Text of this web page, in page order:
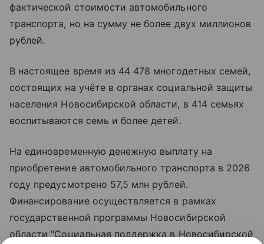
фактической стоимости автомобильного
транспорта, но на сумму не более двух миллионов
рублей.
В настоящее время из 44 478 многодетных семей,
состоящих на учёте в органах социальной защиты
населения Новосибирской области, в 414 семьях
воспитываются семь и более детей.
На единовременную денежную выплату на
приобретение автомобильного транспорта в 2026
году предусмотрено 57,5 млн рублей.
Финансирование осуществляется в рамках
государственной программы Новосибирской
области "Социальная поддержка в Новосибирской